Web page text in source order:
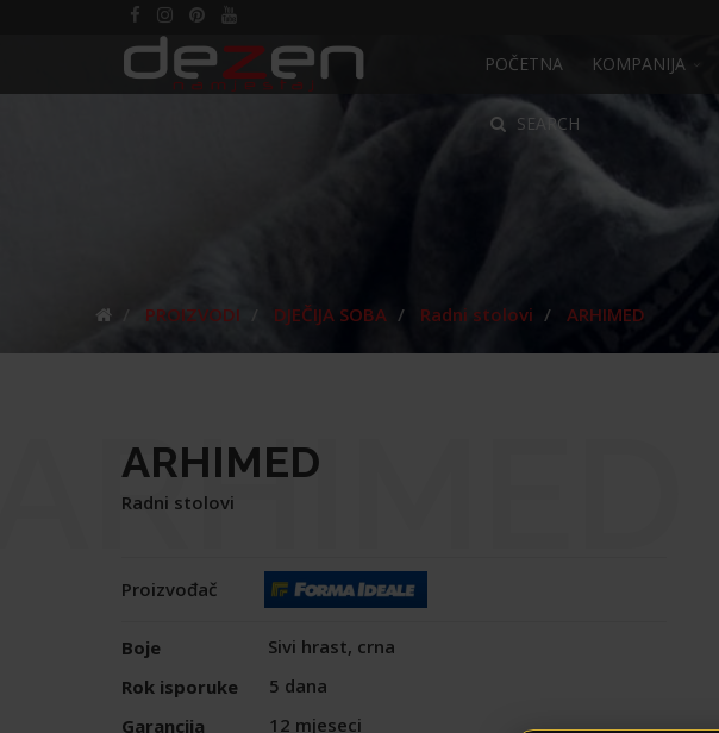
POČETNA KOMPANIJA
SEARCH
PROIZVODI DJEČIJA SOBA Radni stolovi ARHIMED
ARHIMED
Radni stolovi
Proizvođač
Boje
Sivi hrast, crna
Rok isporuke
5 dana
Garancija
12 mjeseci